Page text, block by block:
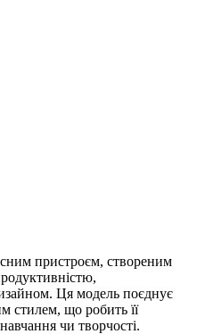
пристроєм, створеним
Ця модель поєднує
стилем, що робить її
чи творчості.